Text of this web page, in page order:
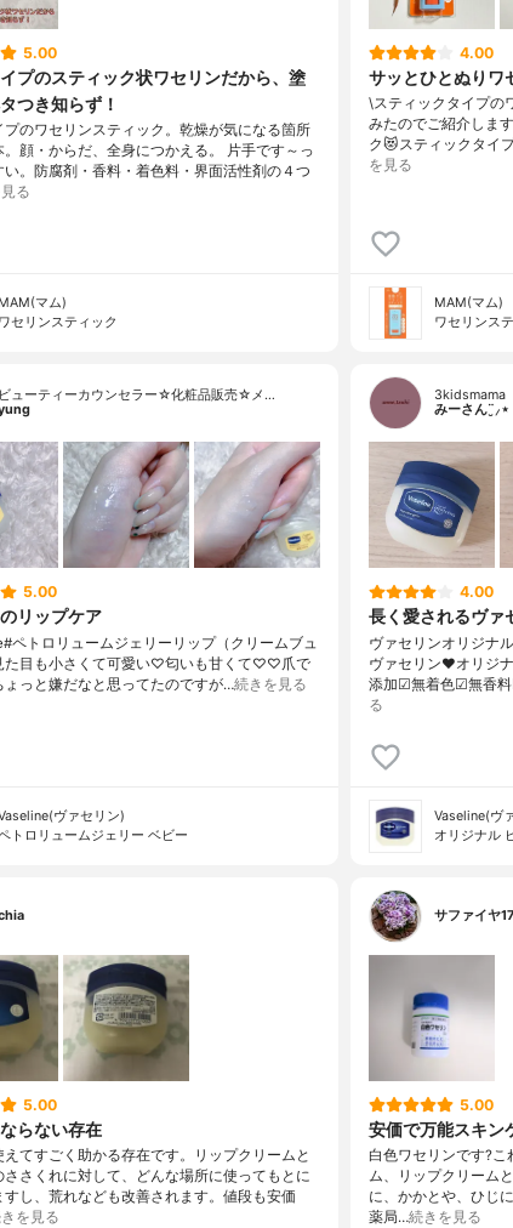
5.00
プのスティック状ワセリンだから、塗
つき知らず！
プのワセリンスティック。乾燥が気になる箇所
。顔・からだ、全身につかえる。 片手です～っ
い。防腐剤・香料・着色料・界面活性剤の４つ
る
MAM(マム)
ワセリンスティック
4.00
サッとひとぬりワ
\スティックタイプの
みたのでご紹介しま
ク😻スティックタイ
を見る
MAM(マム)
ワセリンス
ビューティーカウンセラー☆化粧品販売☆メ…
5.00
リップケア
ペトロリュームジェリーリップ（クリームブュ
た目も小さくて可愛い♡匂いも甘くて♡♡⁡爪で
ょっと嫌だなと思ってたのですが…続きを見る
ヴァセリン)
トロリュームジェリー ベビー
3kidsmama
みーさん¨̮⸝⋆
4.00
長く愛されるヴ
ヴァセリンオリジナ
ヴァセリン♥︎オリジ
添加☑︎無着色☑︎無香
る
Vaseline(ヴ
オリジナル
5.00
らない存在
えてすごく助かる存在です。リップクリームと
ささくれに対して、どんな場所に使ってもとに
すし、荒れなども改善されます。値段も安価
を見る
サファイヤ17
5.00
安価で万能スキン
白色ワセリンです?
ム、リップクリーム
に、かかとや、ひじ
薬局…続きを見る